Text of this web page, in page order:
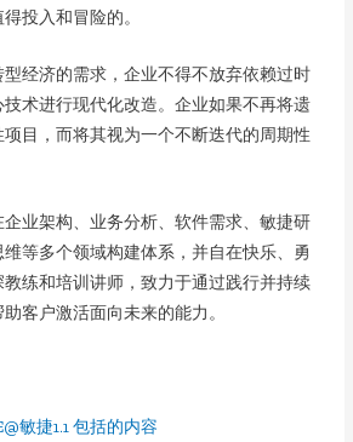
投入和冒险的。
经济的需求，企业不得不放弃依赖过时
术进行现代化改造。企业如果不再将遗
目，而将其视为一个不断迭代的周期性
企业架构、业务分析、软件需求、敏捷研
等多个领域构建体系，并自在快乐、勇
练和培训讲师，致力于通过践行并持续
客户激活面向未来的能力。
敏捷1.1 包括的内容